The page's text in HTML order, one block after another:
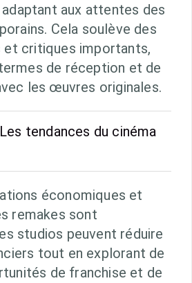
aux attentes des
Cela soulève des
et critiques importants,
de réception et de
les œuvres originales.
Les tendances du cinéma
économiques et
remakes sont
studios peuvent réduire
tout en explorant de
de franchise et de